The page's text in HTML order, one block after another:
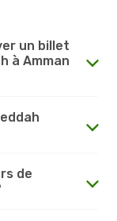
un billet
à Amman
de